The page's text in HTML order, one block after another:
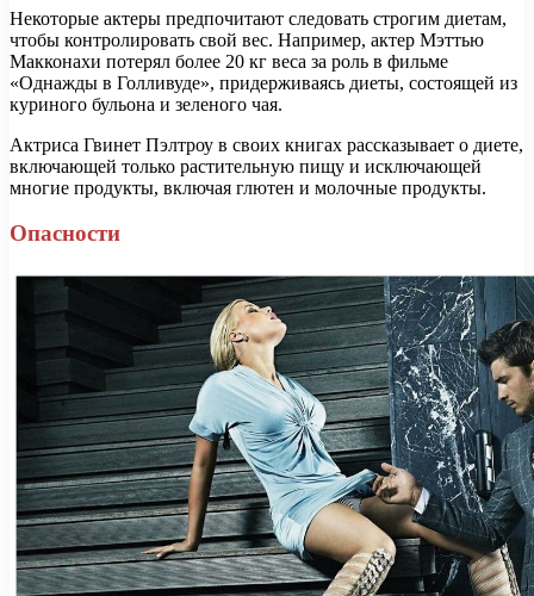
Некоторые актеры предпочитают следовать строгим диетам,
чтобы контролировать свой вес. Например, актер Мэттью
Макконахи потерял более 20 кг веса за роль в фильме
«Однажды в Голливуде», придерживаясь диеты, состоящей из
куриного бульона и зеленого чая.
Актриса Гвинет Пэлтроу в своих книгах рассказывает о диете,
включающей только растительную пищу и исключающей
многие продукты, включая глютен и молочные продукты.
Опасности